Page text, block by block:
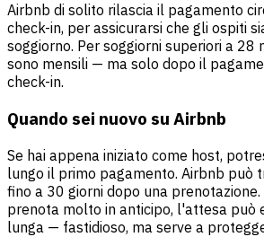
Airbnb di solito rilascia il pagamento
check-in, per assicurarsi che gli ospiti
soggiorno. Per soggiorni superiori a 28
sono mensili — ma solo dopo il
check-in.
Quando sei nuovo su Airbnb
Se hai appena iniziato come host,
lungo il primo pagamento. Airbnb può
fino a 30 giorni dopo una prenotazione.
prenota molto in anticipo, l'attesa può
lunga — fastidioso, ma serve a